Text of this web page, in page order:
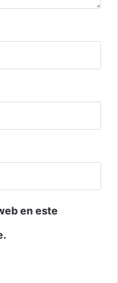
en este